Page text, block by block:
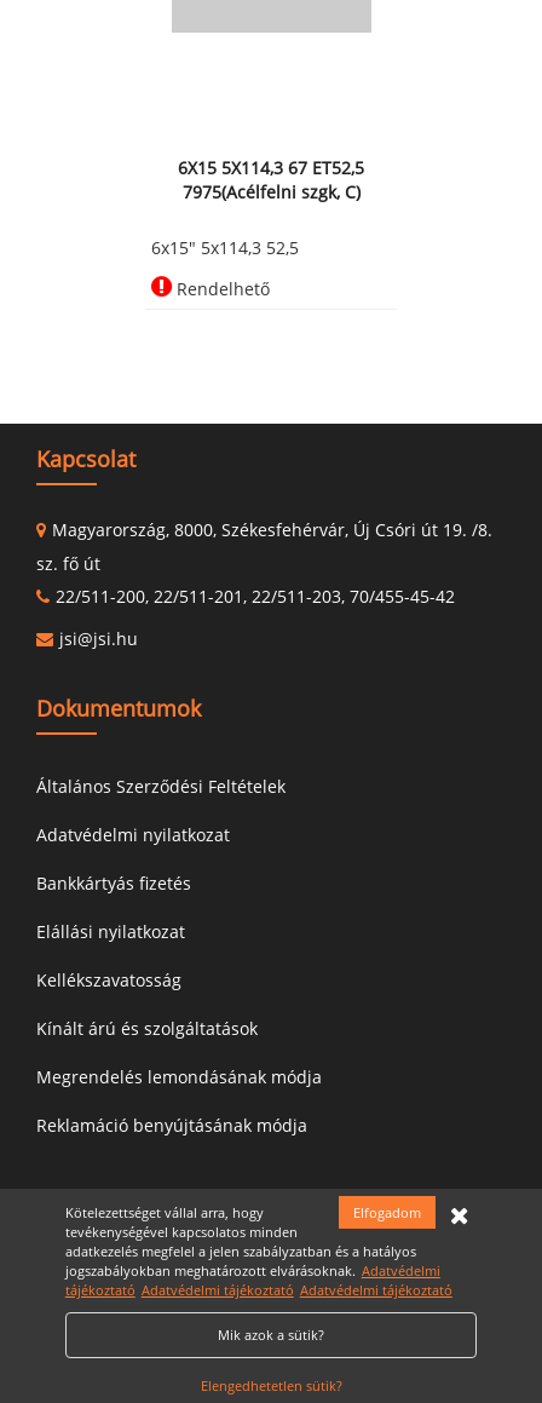
6X15 5X114,3 67 ET52,5
7975(Acélfelni szgk, C)
6x15" 5x114,3 52,5
Rendelhető
Kapcsolat
Magyarország, 8000, Székesfehérvár, Új Csóri út 19. /8.
sz. fő út
22/511-200, 22/511-201, 22/511-203, 70/455-45-42
jsi@jsi.hu
Dokumentumok
Általános Szerződési Feltételek
Adatvédelmi nyilatkozat
Bankkártyás fizetés
Elállási nyilatkozat
Kellékszavatosság
Kínált árú és szolgáltatások
Megrendelés lemondásának módja
Reklamáció benyújtásának módja
Felíratkozás a hírelevélre
Adatvédelmi nyilatkozatot
Elfogadom
Kötelezettséget vállal arra, hogy
tevékenységével kapcsolatos minden
adatkezelés megfelel a jelen szabályzatban és a hatályos
jogszabályokban meghatározott elvárásoknak. Adatvédelmi
tájékoztató Adatvédelmi tájékoztató Adatvédelmi tájékoztató
Mik azok a sütik?
Elengedhetetlen sütik?